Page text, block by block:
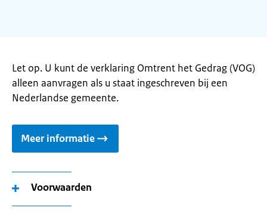
Let op. U kunt de verklaring Omtrent het Gedrag (VOG)
alleen aanvragen als u staat ingeschreven bij een
Nederlandse gemeente.
Meer informatie
Voorwaarden